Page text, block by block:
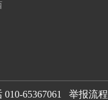
65367061 举报流程